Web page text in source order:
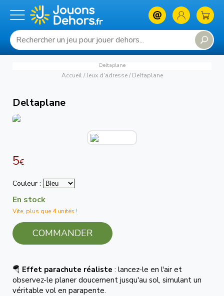
Deltaplane
Accueil/ Jeux d'adresse/ Deltaplane
Deltaplane
5€
Couleur :
En stock
Vite, plus que 4 unités !
COMMANDER
🪂 Effet parachute réaliste : lancez-le en l'air et
observez-le planer doucement jusqu'au sol, simulant un
véritable vol en parapente.